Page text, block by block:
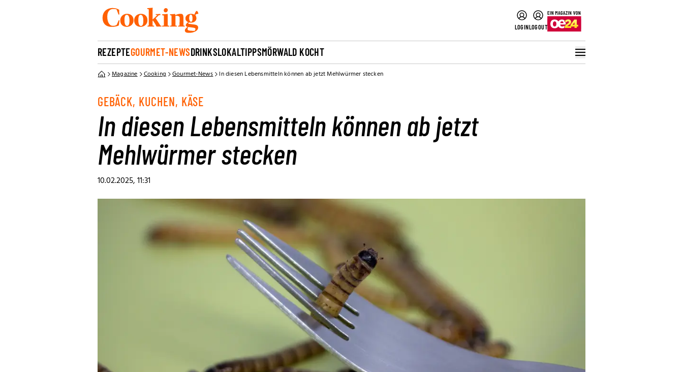
LOGINLOGOUT
REZEPTEGOURMET-NEWSDRINKSLOKALTIPPSMÖRWALD KOCHT
Magazine Cooking Gourmet-News In diesen Lebensmitteln können ab jetzt Mehlwürmer stecken
GEBÄCK, KUCHEN, KÄSE
In diesen Lebensmitteln können ab jetzt
Mehlwürmer stecken
10.02.2025, 11:31